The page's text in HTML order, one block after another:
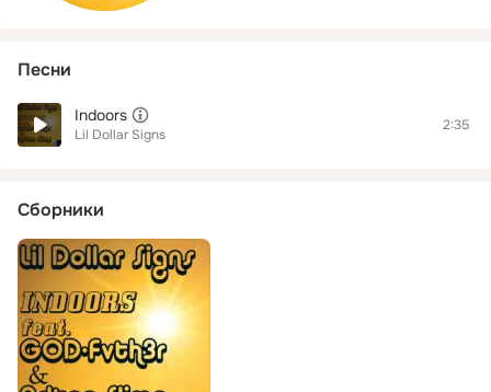
Песни
Indoors
Lil Dollar Signs
2:35
Сборники